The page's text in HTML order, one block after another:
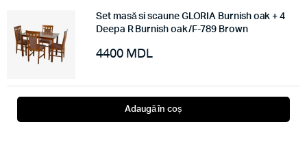
Set masă si scaune GLORIA Burnish oak + 4
Deepa R Burnish oak/F-789 Brown
4400 MDL
Adaugă în coș